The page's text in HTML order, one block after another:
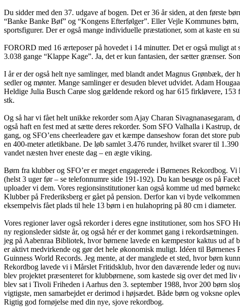
Du sidder med den 37. udgave af bogen. Det er 36 år siden, at den første
“Banke Banke Bøf” og “Kongens Efterfølger”. Eller Vejle Kommunes
sportsfigurer. Der er også mange individuelle præstationer, som at kaste en
FORORD med 16 ærteposer på hovedet i 14 minutter. Det er også muligt
3.038 gange “Klappe Kage”. Ja, det er kun fantasien, der sætter grænser.
I år er der også helt nye samlinger, med blandt andet Magnus Grønbæk,
sedler og mønter. Mange samlinger er desuden blevet udvidet. Adam
Heldige Julia Busch Carøe slog gældende rekord og har 615 firkløvere,
stk.
Og så har vi fået helt unikke rekorder som Ajay Charan
også haft en fest med at sætte deres rekorder. Som SFO Valhalla i
gang, og SFO’ens cheerleadere gav et kæmpe danseshow foran det store
en 400-meter atletikbane. De løb samlet 3.476 runder, hvilket svarer til
vandet næsten hver eneste dag – en ægte viking.
Børn fra klubber og SFO’er er meget engagerede i Børnenes Rekordbog.
(helst 3 uger før – se telefonnumre side 191-192). Du kan besøge os på
uploader vi dem. Vores regionsinstitutioner kan også komme ud med
Klubber på Frederiksberg er gået på pension. Derfor kan vi byde
eksempelvis fået plads til hele 13 børn i en hulahopring på 80 cm i diameter.
Vores regioner laver også rekorder i deres egne institutioner, som hos
ny regionsleder sidste år, og også hér er der kommet gang i
jeg på Aabenraa Bibliotek, hvor børnene lavede en kæmpestor kaktus ud
er aktivt medvirkende og gør det hele økonomisk muligt. Idéen til
Guinness World Records. Jeg mente, at der manglede et sted, hvor børn
Rekordbog lavede vi i Mårslet Fritidsklub, hvor den daværende leder og
blev projektet præsenteret for klubbørnene, som kastede sig over det med
blev sat i Tivoli Friheden i Aarhus den 3. september 1988, hvor 200 børn
vigtigste, men samarbejdet er derimod i højsædet. Både børn og voksne
Rigtig god fornøjelse med din nye, sjove rekordbog.